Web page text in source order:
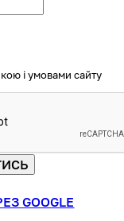
і умовами сайту
GOOGLE